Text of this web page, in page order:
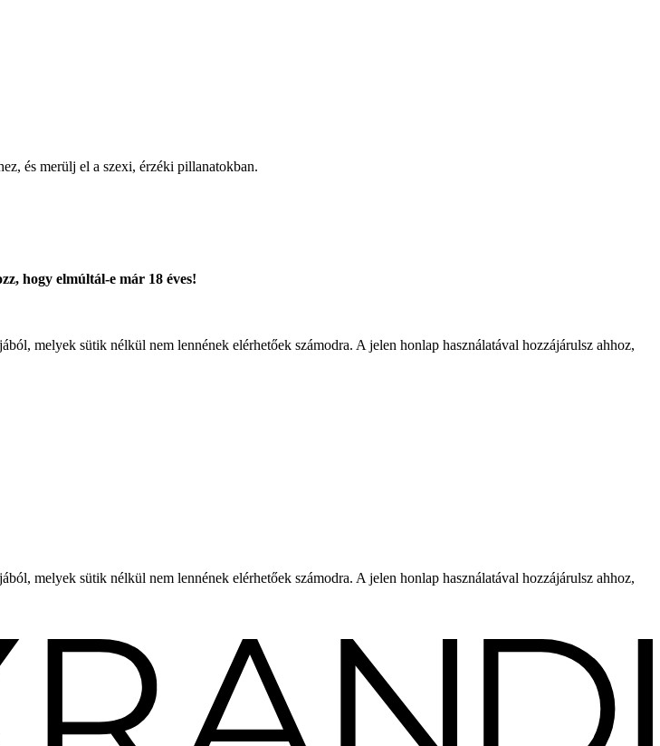
és merülj el a szexi, érzéki pillanatokban.
hogy elmúltál-e már 18 éves!
melyek sütik nélkül nem lennének elérhetőek számodra. A jelen honlap használatával hozzájárulsz ahhoz,
melyek sütik nélkül nem lennének elérhetőek számodra. A jelen honlap használatával hozzájárulsz ahhoz,